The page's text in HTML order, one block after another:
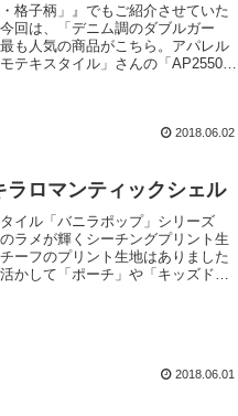
格子柄」』でもご紹介させていた
回は、「デニム調のダブルガー
も人気の商品がこちら。アパレル
テキスタイル」さんの「AP25501
2018.06.02
ラロマンティックシェル
イル「バニラポップ」シリーズ
ラメが輝くシーチングプリント生
フのプリント生地はありました
かして「ポーチ」や「キッズドレ
2018.06.01